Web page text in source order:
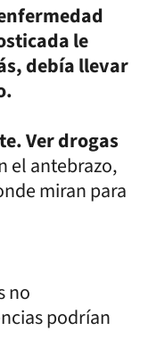
le
debía llevar
Ver drogas
el antebrazo,
miran para
no
podrían